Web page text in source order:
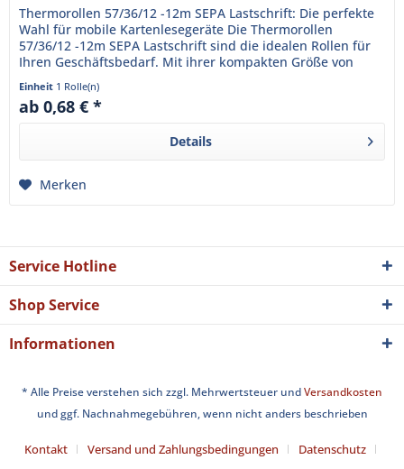
Thermorollen 57/36/12 -12m SEPA Lastschrift: Die perfekte
Wahl für mobile Kartenlesegeräte Die Thermorollen
57/36/12 -12m SEPA Lastschrift sind die idealen Rollen für
Ihren Geschäftsbedarf. Mit ihrer kompakten Größe von
57/36/12 mm...
Einheit 1 Rolle(n)
ab 0,68 € *
Details
Merken
Service Hotline
Shop Service
Informationen
* Alle Preise verstehen sich zzgl. Mehrwertsteuer undVersandkosten
und ggf. Nachnahmegebühren, wenn nicht anders beschrieben
Kontakt Versand und Zahlungsbedingungen Datenschutz